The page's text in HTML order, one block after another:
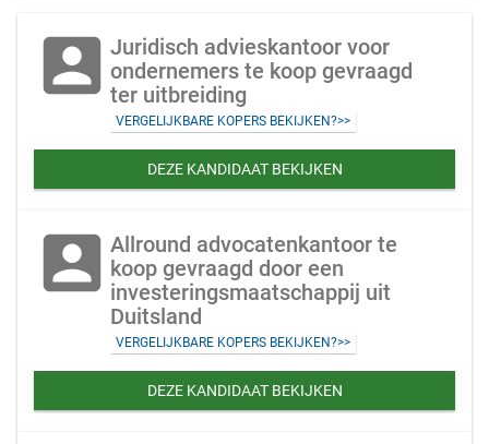
account_box Juridisch advieskantoor voor
ondernemers te koop gevraagd
ter uitbreiding
VERGELIJKBARE KOPERS BEKIJKEN?>>
DEZE KANDIDAAT BEKIJKEN
account_box Allround advocatenkantoor te
koop gevraagd door een
investeringsmaatschappij uit
Duitsland
VERGELIJKBARE KOPERS BEKIJKEN?>>
DEZE KANDIDAAT BEKIJKEN